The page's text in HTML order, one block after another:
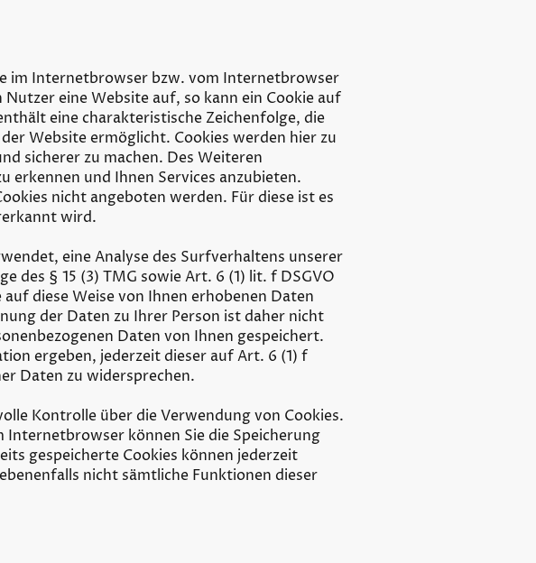
im Internetbrowser bzw. vom Internetbrowser
eine Website auf, so kann ein Cookie auf
eine charakteristische Zeichenfolge, die
Website ermöglicht. Cookies werden hier zu
sicherer zu machen. Des Weiteren
erkennen und Ihnen Services anzubieten.
nicht angeboten werden. Für diese ist es
wird.
eine Analyse des Surfverhaltens unserer
des § 15 (3) TMG sowie Art. 6 (1) lit. f DSGVO
diese Weise von Ihnen erhobenen Daten
der Daten zu Ihrer Person ist daher nicht
Daten von Ihnen gespeichert.
ergeben, jederzeit dieser auf Art. 6 (1) f
Daten zu widersprechen.
Kontrolle über die Verwendung von Cookies.
können Sie die Speicherung
gespeicherte Cookies können jederzeit
nicht sämtliche Funktionen dieser